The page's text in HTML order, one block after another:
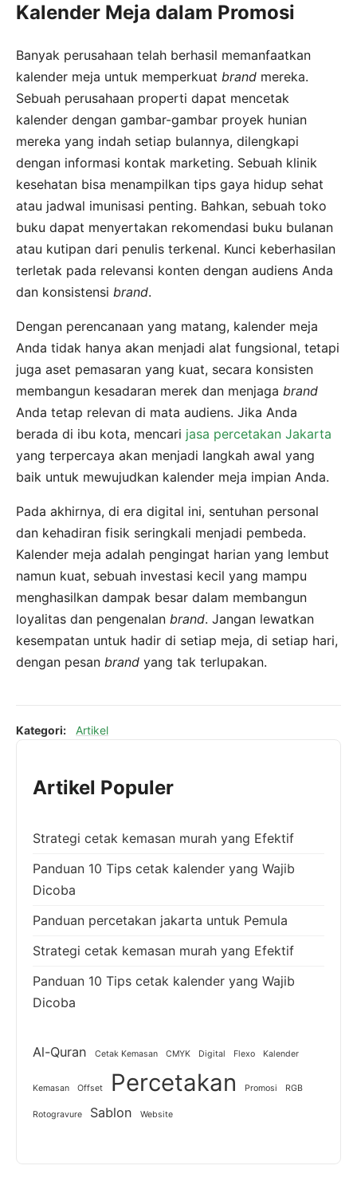
Kalender Meja dalam Promosi
Banyak perusahaan telah berhasil memanfaatkan
kalender meja untuk memperkuat brand mereka.
Sebuah perusahaan properti dapat mencetak
kalender dengan gambar-gambar proyek hunian
mereka yang indah setiap bulannya, dilengkapi
dengan informasi kontak marketing. Sebuah klinik
kesehatan bisa menampilkan tips gaya hidup sehat
atau jadwal imunisasi penting. Bahkan, sebuah toko
buku dapat menyertakan rekomendasi buku bulanan
atau kutipan dari penulis terkenal. Kunci keberhasilan
terletak pada relevansi konten dengan audiens Anda
dan konsistensi brand.
Dengan perencanaan yang matang, kalender meja
Anda tidak hanya akan menjadi alat fungsional, tetapi
juga aset pemasaran yang kuat, secara konsisten
membangun kesadaran merek dan menjaga brand
Anda tetap relevan di mata audiens. Jika Anda
berada di ibu kota, mencari jasa percetakan Jakarta
yang terpercaya akan menjadi langkah awal yang
baik untuk mewujudkan kalender meja impian Anda.
Pada akhirnya, di era digital ini, sentuhan personal
dan kehadiran fisik seringkali menjadi pembeda.
Kalender meja adalah pengingat harian yang lembut
namun kuat, sebuah investasi kecil yang mampu
menghasilkan dampak besar dalam membangun
loyalitas dan pengenalan brand. Jangan lewatkan
kesempatan untuk hadir di setiap meja, di setiap hari,
dengan pesan brand yang tak terlupakan.
Kategori: Artikel
Artikel Populer
Strategi cetak kemasan murah yang Efektif
Panduan 10 Tips cetak kalender yang Wajib
Dicoba
Panduan percetakan jakarta untuk Pemula
Strategi cetak kemasan murah yang Efektif
Panduan 10 Tips cetak kalender yang Wajib
Dicoba
Al-Quran Cetak Kemasan CMYK Digital Flexo Kalender
Kemasan Offset Percetakan Promosi RGB
Rotogravure Sablon Website